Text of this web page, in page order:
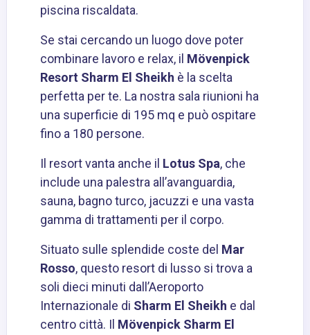
piscina riscaldata.
Se stai cercando un luogo dove poter
combinare lavoro e relax, il Mövenpick
Resort Sharm El Sheikh è la scelta
perfetta per te. La nostra sala riunioni ha
una superficie di 195 mq e può ospitare
fino a 180 persone.
Il resort vanta anche il Lotus Spa, che
include una palestra all’avanguardia,
sauna, bagno turco, jacuzzi e una vasta
gamma di trattamenti per il corpo.
Situato sulle splendide coste del Mar
Rosso, questo resort di lusso si trova a
soli dieci minuti dall’Aeroporto
Internazionale di Sharm El Sheikh e dal
centro città. Il Mövenpick Sharm El